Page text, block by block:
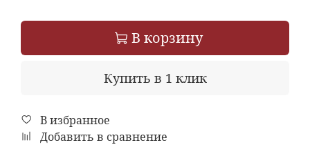
В корзину
Купить в 1 клик
В избранное
Добавить в сравнение